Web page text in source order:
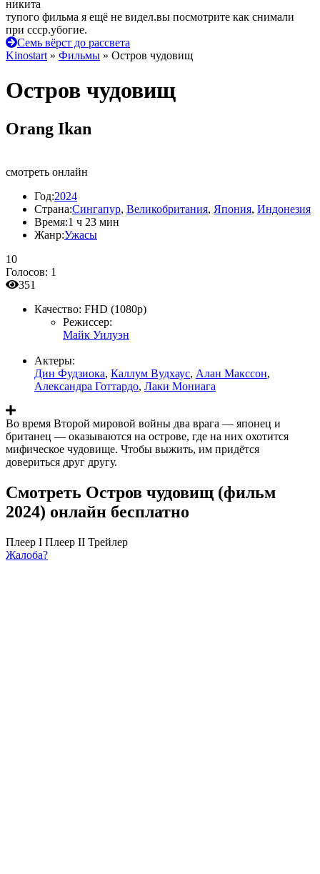
никита
тупого фильма я ещё не видел.вы посмотрите как снимали
при ссср.убогие.
Семь вёрст до рассвета
Kinostart » Фильмы » Остров чудовищ
Остров чудовищ
Orang Ikan
смотреть онлайн
Год:2024
Страна:Сингапур, Великобритания, Япония, Индонезия
Время:1 ч 23 мин
Жанр:Ужасы
10
Голосов: 1
351
Качество: FHD (1080p)
Режиссер:
Майк Уилуэн
Актеры:
Дин Фудзиока, Каллум Вудхаус, Алан Макссон,
Александра Готтардо, Лаки Мониага
Во время Второй мировой войны два врага — японец и
британец — оказываются на острове, где на них охотится
мифическое чудовище. Чтобы выжить, им придётся
довериться друг другу.
Смотреть Остров чудовищ (фильм
2024) онлайн бесплатно
Плеер I Плеер II Трейлер
Жалоба?